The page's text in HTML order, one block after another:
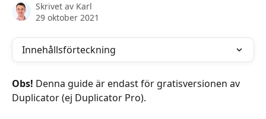
Skrivet av Karl
29 oktober 2021
Innehållsförteckning
Obs! Denna guide är endast för gratisversionen av
Duplicator (ej Duplicator Pro).